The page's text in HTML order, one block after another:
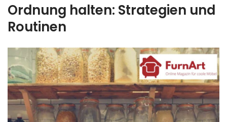
Ordnung halten: Strategien und
Routinen